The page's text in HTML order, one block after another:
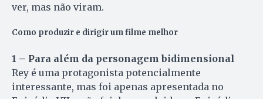
ver, mas não viram.
Como produzir e dirigir um filme melhor
1 – Para além da personagem bidimensional
Rey é uma protagonista potencialmente
interessante, mas foi apenas apresentada no